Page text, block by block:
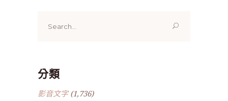
for:
分類
影音文字(1,736)